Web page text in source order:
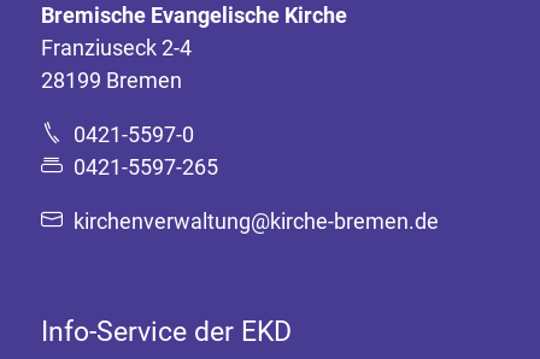
Bremische Evangelische Kirche
Franziuseck 2-4
28199 Bremen
0421-5597-0
0421-5597-265
kirchenverwaltung@kirche-bremen.de
Info-Service der EKD